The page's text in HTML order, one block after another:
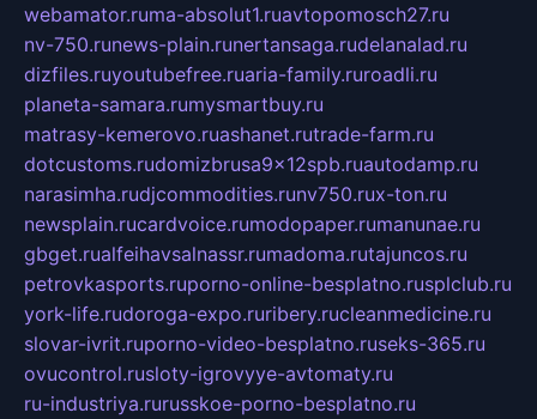
webamator.ruma-absolut1.ruavtopomosch27.ru
nv-750.runews-plain.runertansaga.rudelanalad.ru
dizfiles.ruyoutubefree.ruaria-family.ruroadli.ru
planeta-samara.rumysmartbuy.ru
matrasy-kemerovo.ruashanet.rutrade-farm.ru
dotcustoms.rudomizbrusa9x12spb.ruautodamp.ru
narasimha.rudjcommodities.runv750.rux-ton.ru
newsplain.rucardvoice.rumodopaper.rumanunae.ru
gbget.rualfeihavsalnassr.rumadoma.rutajuncos.ru
petrovkasports.ruporno-online-besplatno.rusplclub.ru
york-life.rudoroga-expo.ruribery.rucleanmedicine.ru
slovar-ivrit.ruporno-video-besplatno.ruseks-365.ru
ovucontrol.rusloty-igrovyye-avtomaty.ru
ru-industriya.rurusskoe-porno-besplatno.ru